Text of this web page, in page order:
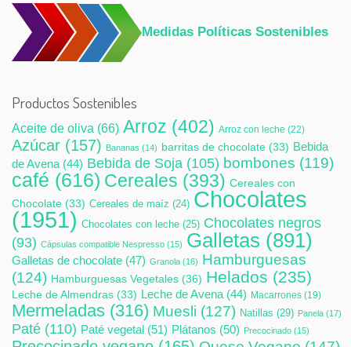
Medidas Políticas Sostenibles
Productos Sostenibles
Aceite de oliva (66) Arroz (402) Arroz con leche (22)
Azúcar (157) Bananas (14) barritas de chocolate (33) Bebida
de Avena (44) Bebida de Soja (105) bombones (119)
café (616) Cereales (393) Cereales con
Chocolate (33) Cereales de maíz (24) Chocolates
(1951) Chocolates con leche (25) Chocolates negros
(93) Cápsulas compatible Nespresso (15) Galletas (891)
Galletas de chocolate (47) Granola (16) Hamburguesas
(124) Hamburguesas Vegetales (36) Helados (235)
Leche de Almendras (33) Leche de Avena (44) Macarrones (19)
Mermeladas (316) Muesli (127) Natillas (29) Panela (17)
Paté (110) Paté vegetal (51) Plátanos (50) Precocinado (15)